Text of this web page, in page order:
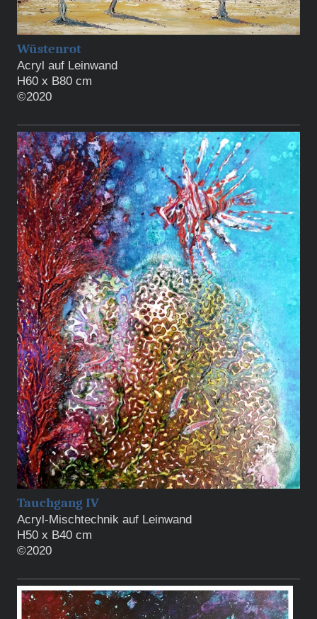
Wüstenrot
Acryl auf Leinwand
H60 x B80 cm
©2020
Tauchgang IV
Acryl-Mischtechnik auf Leinwand
H50 x B40 cm
©2020